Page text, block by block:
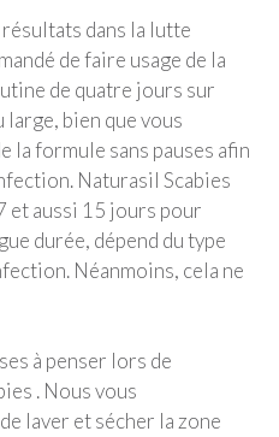
dans la lutte
de faire usage de la
de quatre jours sur
large, bien que vous
la formule sans pauses afin
Naturasil Scabies
et aussi 15 jours pour
durée, dépend du type
Néanmoins, cela ne
à penser lors de
. Nous vous
laver et sécher la zone